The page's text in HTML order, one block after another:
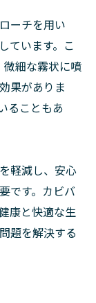
ーチを用い
ています。こ
細な霧状に噴
果がありま
ることもあ
軽減し、安心
です。カビバ
康と快適な生
題を解決する